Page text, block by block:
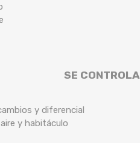
SE CONTROLA
y diferencial
y habitáculo